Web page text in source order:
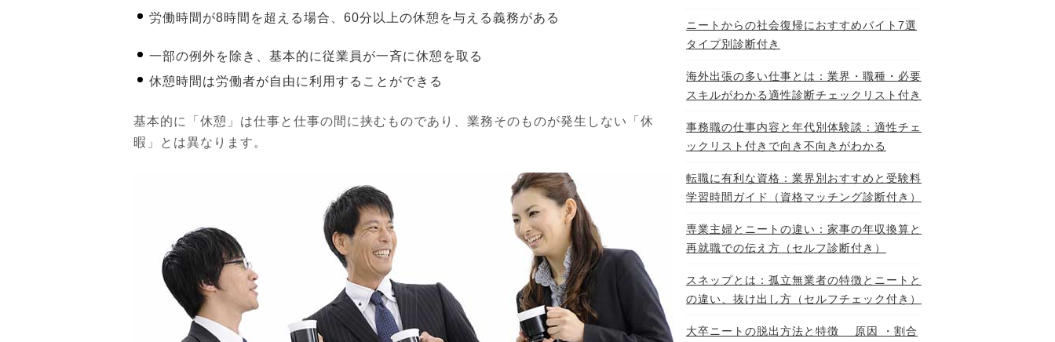
労働時間が8時間を超える場合、60分以上の休憩を与える義務がある
一部の例外を除き、基本的に従業員が一斉に休憩を取る
休憩時間は労働者が自由に利用することができる
基本的に「休憩」は仕事と仕事の間に挟むものであり、業務そのものが発生しない「休
暇」とは異なります。
ニートからの社会復帰におすすめバイト7選
タイプ別診断付き
海外出張の多い仕事とは：業界・職種・必要
スキルがわかる適性診断チェックリスト付き
事務職の仕事内容と年代別体験談：適性チェ
ックリスト付きで向き不向きがわかる
転職に有利な資格：業界別おすすめと受験料
学習時間ガイド（資格マッチング診断付き）
専業主婦とニートの違い：家事の年収換算と
再就職での伝え方（セルフ診断付き）
スネップとは：孤立無業者の特徴とニートと
の違い、抜け出し方（セルフチェック付き）
大卒ニートの脱出方法と特徴 原因 ・割合